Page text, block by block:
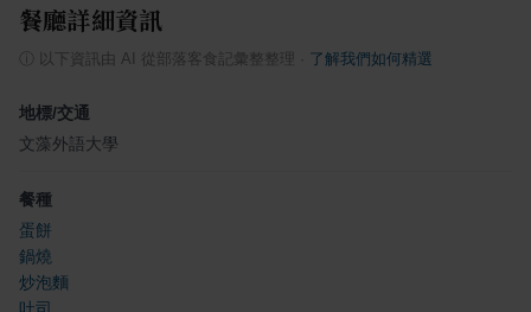
餐廳詳細資訊
以下資訊由 AI 從部落客食記彙整整理 了解我們如何精選
地標/交通
文藻外語大學
餐種
蛋餅
鍋燒
炒泡麵